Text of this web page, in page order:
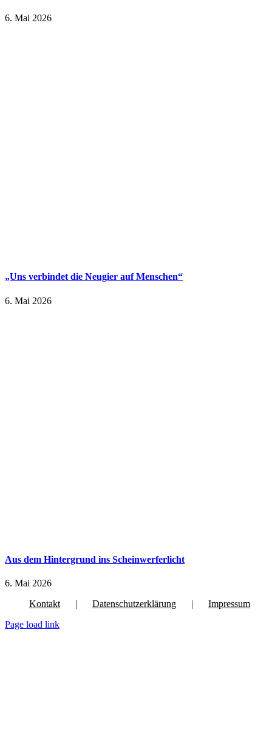
6. Mai 2026
„Uns verbindet die Neugier auf Menschen“
6. Mai 2026
Aus dem Hintergrund ins Scheinwerferlicht
6. Mai 2026
Kontakt
Datenschutzerklärung
Impressum
Page load link